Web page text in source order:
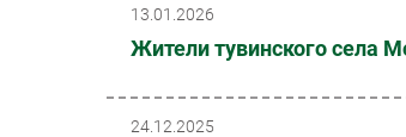
13.01.2026
Жители тувинского села
24.12.2025